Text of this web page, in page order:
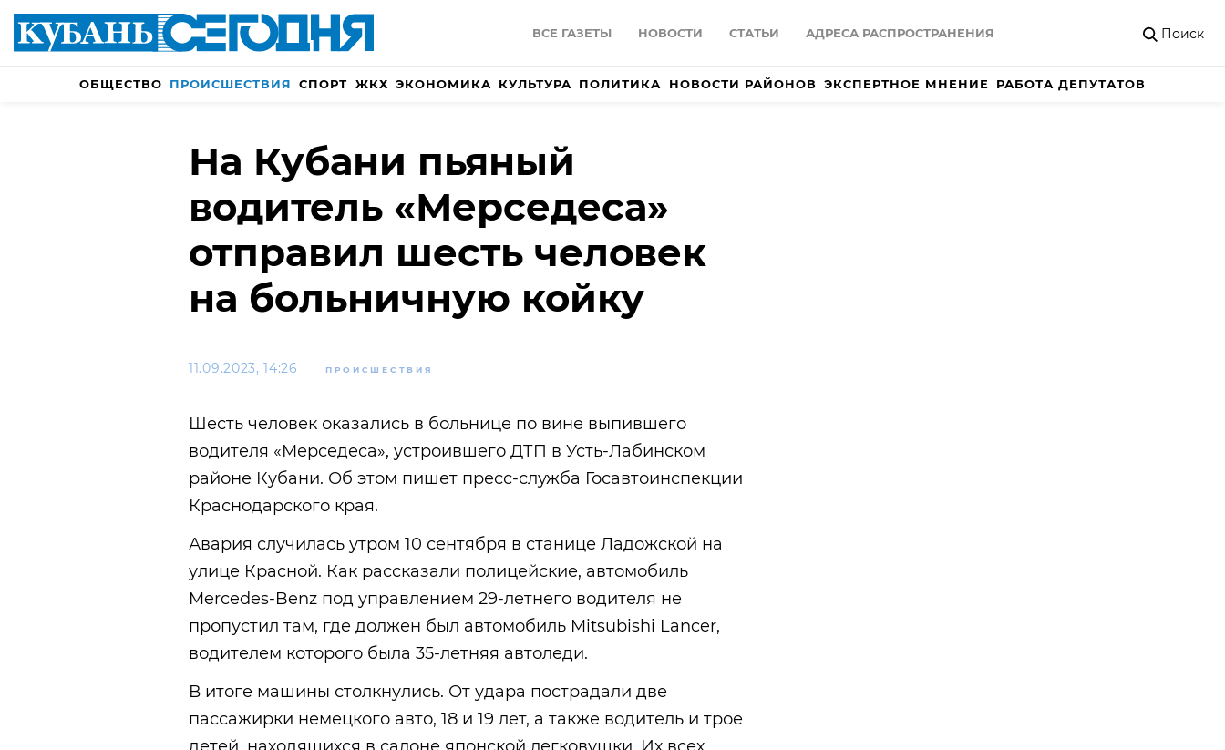
ВСЕ ГАЗЕТЫ НОВОСТИ СТАТЬИ АДРЕСА РАСПРОСТРАНЕНИЯ Поиск
ОБЩЕСТВО ПРОИСШЕСТВИЯ СПОРТ ЖКХ ЭКОНОМИКА КУЛЬТУРА ПОЛИТИКА НОВОСТИ РАЙОНОВ ЭКСПЕРТНОЕ МНЕНИЕ РАБОТА ДЕПУТАТОВ
На Кубани пьяный
водитель «Мерседеса»
отправил шесть человек
на больничную койку
11.09.2023, 14:26 ПРОИСШЕСТВИЯ
Шесть человек оказались в больнице по вине выпившего
водителя «Мерседеса», устроившего ДТП в Усть-Лабинском
районе Кубани. Об этом пишет пресс-служба Госавтоинспекции
Краснодарского края.
Авария случилась утром 10 сентября в станице Ладожской на
улице Красной. Как рассказали полицейские, автомобиль
Mercedes-Benz под управлением 29-летнего водителя не
пропустил там, где должен был автомобиль Mitsubishi Lancer,
водителем которого была 35-летняя автоледи.
В итоге машины столкнулись. От удара пострадали две
пассажирки немецкого авто, 18 и 19 лет, а также водитель и трое